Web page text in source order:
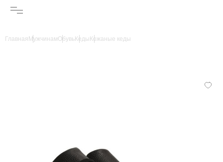
Главная МужчинамОбувьКеды Кожаные кеды